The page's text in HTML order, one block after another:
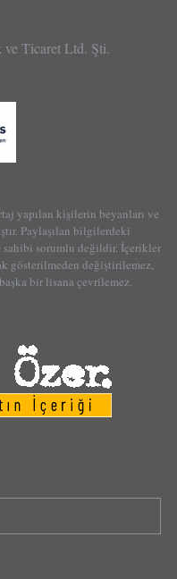
ve Ticaret Ltd. Şti.
yapılan kişilerin beyanları ve
Paylaşılan bilgilerdeki
sahibi sorumlu değildir. İçerikler
gösterilmeden değiştirilemez,
bir lisana çevrilemez.